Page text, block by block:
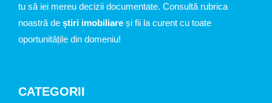
tu să iei mereu decizii documentate. Consultă rubrica
noastră de știri imobiliare și fii la curent cu toate
oportunitățile din domeniu!
CATEGORII